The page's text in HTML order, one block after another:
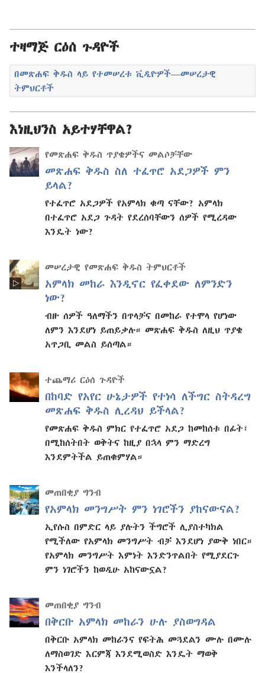
ተዛማጅ ርዕሰ ጉዳዮች
በመጽሐፍ ቅዱስ ላይ የተመሠረቱ ቪዲዮዎች—መሠረታዊ
ትምህርቶች
እነዚህንስ አይተሃቸዋል?
የመጽሐፍ ቅዱስ ጥያቄዎችና መልሶቻቸው
መጽሐፍ ቅዱስ ስለ ተፈጥሮ አደጋዎች ምን
ይላል?
የተፈጥሮ አደጋዎች የአምላክ ቁጣ ናቸው? አምላክ
በተፈጥሮ አደጋ ጉዳት የደረሰባቸውን ሰዎች የሚረዳው
እንዴት ነው?
መሠረታዊ የመጽሐፍ ቅዱስ ትምህርቶች
አምላክ መከራ እንዲኖር የፈቀደው ለምንድን
ነው?
ብዙ ሰዎች ዓለማችን በጥላቻና በመከራ የተሞላ የሆነው
ለምን እንደሆነ ይጠይቃሉ። መጽሐፍ ቅዱስ ለዚህ ጥያቄ
አጥጋቢ መልስ ይሰጣል።
ተጨማሪ ርዕሰ ጉዳዮች
በከባድ የአየር ሁኔታዎች የተነሳ ለችግር ስትዳረግ
መጽሐፍ ቅዱስ ሊረዳህ ይችላል?
የመጽሐፍ ቅዱስ ምክር የተፈጥሮ አደጋ ከመከሰቱ በፊት፣
በሚከሰትበት ወቅትና ከዚያ በኋላ ምን ማድረግ
እንደምትችል ይጠቁምሃል።
መጠበቂያ ግንብ
የአምላክ መንግሥት ምን ነገሮችን ያከናውናል?
ኢየሱስ በምድር ላይ ያሉትን ችግሮች ሊያስተካክል
የሚችለው የአምላክ መንግሥት ብቻ እንደሆነ ያውቅ ነበር።
የአምላክ መንግሥት እምነት እንድንጥልበት የሚያደርጉ
ምን ነገሮችን ከወዲሁ አከናውኗል?
መጠበቂያ ግንብ
በቅርቡ አምላክ መከራን ሁሉ ያስወግዳል
በቅርቡ አምላክ መከራንና የፍትሕ መጓደልን ሙሉ በሙሉ
ለማስወገድ እርምጃ እንደሚወስድ እንዴት ማወቅ
እንችላለን?